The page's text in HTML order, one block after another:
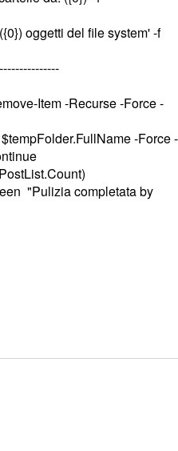
oggetti del file system' -f
Item -Recurse -Force -
-Force -
"Pulizia completata by